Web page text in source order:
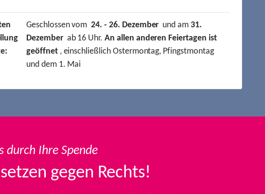
Geschlossen vom24. - 26. Dezember und am31.
Dezemberab 16 Uhr.An allen anderen Feiertagen ist
geöffnet, einschließlich Ostermontag, Pfingstmontag
und dem 1. Mai
durch Ihre Spende
gegen Rechts!